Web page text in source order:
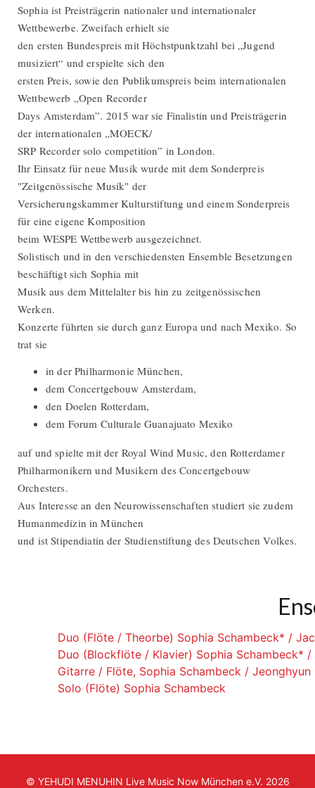
Sophia ist Preisträgerin nationaler und internationaler
Wettbewerbe. Zweifach erhielt sie
den ersten Bundespreis mit Höchstpunktzahl bei „Jugend
musiziert“ und erspielte sich den
ersten Preis, sowie den Publikumspreis beim internationalen
Wettbewerb „Open Recorder
Days Amsterdam”. 2015 war sie Finalistin und Preisträgerin
der internationalen „MOECK/
SRP Recorder solo competition” in London.
Ihr Einsatz für neue Musik wurde mit dem Sonderpreis
"Zeitgenössische Musik" der
Versicherungskammer Kulturstiftung und einem Sonderpreis
für eine eigene Komposition
beim WESPE Wettbewerb ausgezeichnet.
Solistisch und in den verschiedensten Ensemble Besetzungen
beschäftigt sich Sophia mit
Musik aus dem Mittelalter bis hin zu zeitgenössischen
Werken.
Konzerte führten sie durch ganz Europa und nach Mexiko. So
trat sie
in der Philharmonie München,
dem Concertgebouw Amsterdam,
den Doelen Rotterdam,
dem Forum Culturale Guanajuato Mexiko
auf und spielte mit der Royal Wind Music, den Rotterdamer
Philharmonikern und Musikern des Concertgebouw
Orchesters.
Aus Interesse an den Neurowissenschaften studiert sie zudem
Humanmedizin in München
und ist Stipendiatin der Studienstiftung des Deutschen Volkes.
Duo (Flöte / Theorbe) Sophia Schambeck* /
Duo (Blockflöte / Klavier) Sophia Schambeck* /
Gitarre / Flöte, Sophia Schambeck / Jeonghyun
Solo (Flöte) Sophia Schambeck
© YEHUDI MENUHIN Live Music Now München e.V. 2026